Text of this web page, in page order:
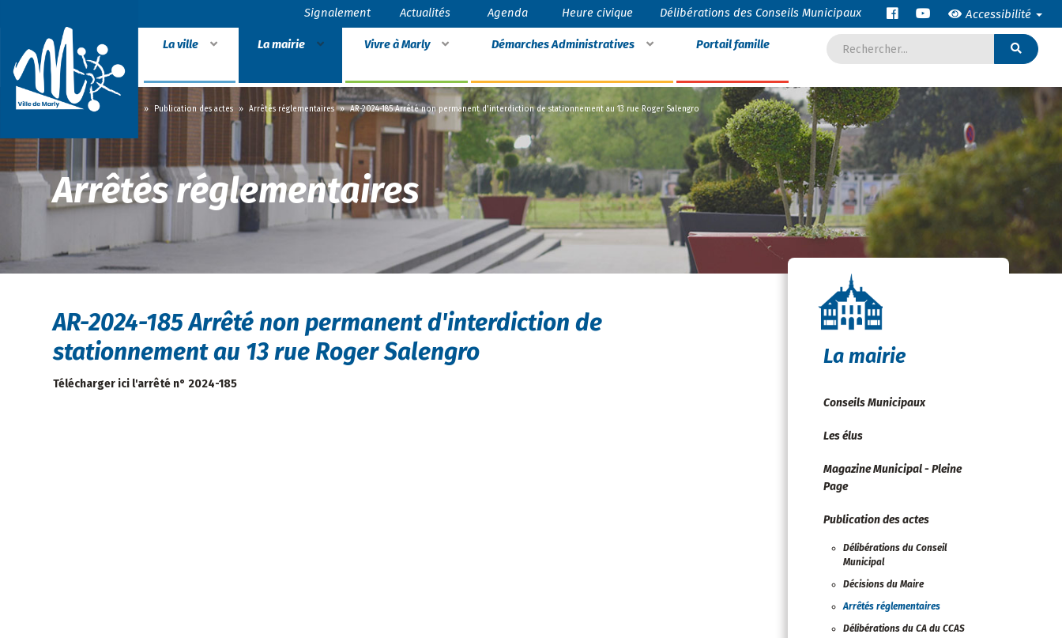
Signalement Actualités Agenda Heure civique Délibérations des Conseils Municipaux Accessibilité
La ville La mairie Vivre à Marly Démarches Administratives Portail famille
Accueil » » Publication des actes » Arrêtés réglementaires » AR-2024-185 Arrêté non permanent d'interdiction de stationnement au 13 rue Roger Salengro
Arrêtés réglementaires
AR-2024-185 Arrêté non permanent d'interdiction de
stationnement au 13 rue Roger Salengro
Télécharger ici l'arrêté n° 2024-185
La mairie
Conseils Municipaux
Les élus
Magazine Municipal - Pleine
Page
Publication des actes
Délibérations du Conseil
Municipal
Décisions du Maire
Arrêtés réglementaires
Délibérations du CA du CCAS